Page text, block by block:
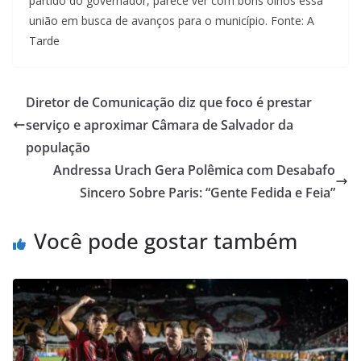
união em busca de avanços para o município. Fonte: A
Tarde
Diretor de Comunicação diz que foco é prestar
serviço e aproximar Câmara de Salvador da
população
Andressa Urach Gera Polêmica com Desabafo
Sincero Sobre Paris: “Gente Fedida e Feia”
Você pode gostar também